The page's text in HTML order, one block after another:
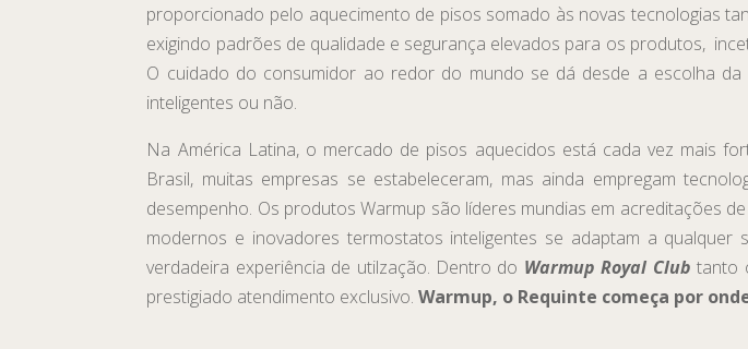
proporcionado pelo aquecimento de pisos somado às novas tecnologias
exigindo padrões de qualidade e segurança elevados para os produtos,
O cuidado do consumidor ao redor do mundo se dá desde a escolha
inteligentes ou não.
Na América Latina, o mercado de pisos aquecidos está cada vez mais
Brasil, muitas empresas se estabeleceram, mas ainda empregam
desempenho. Os produtos Warmup são líderes mundias em acreditações
modernos e inovadores termostatos inteligentes se adaptam a
verdadeira experiência de utilzação. Dentro do Warmup Royal Club tanto
prestigiado atendimento exclusivo.Warmup, o Requinte começa por